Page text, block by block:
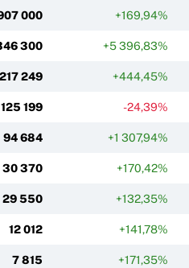
000 +169,94%
300 +5 396,83%
217 249 +444,45%
125 199 -24,39%
94 684 +1 307,94%
30 370 +170,42%
29 550 +132,35%
12 012 +141,78%
7 815 +171,35%